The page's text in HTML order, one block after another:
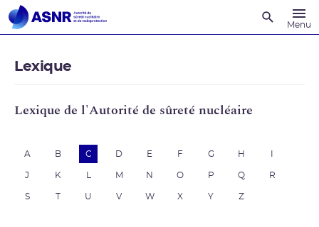
Menu
Lexique
Lexique de l'Autorité de sûreté nucléaire
A B C D E F G H
J K M N O P Q R
S U V W X Y Z